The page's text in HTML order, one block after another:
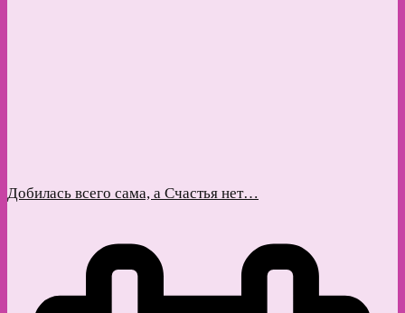
Добилась всего сама, а Счастья нет…